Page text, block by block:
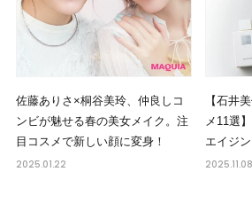
佐藤ありさ×桐谷美玲、仲良しコ
ンビが魅せる春の美女メイク。注
目コスメで新しい顔に変身！
2025.01.22
【石井
メ11選
エイジ
2025.11.08